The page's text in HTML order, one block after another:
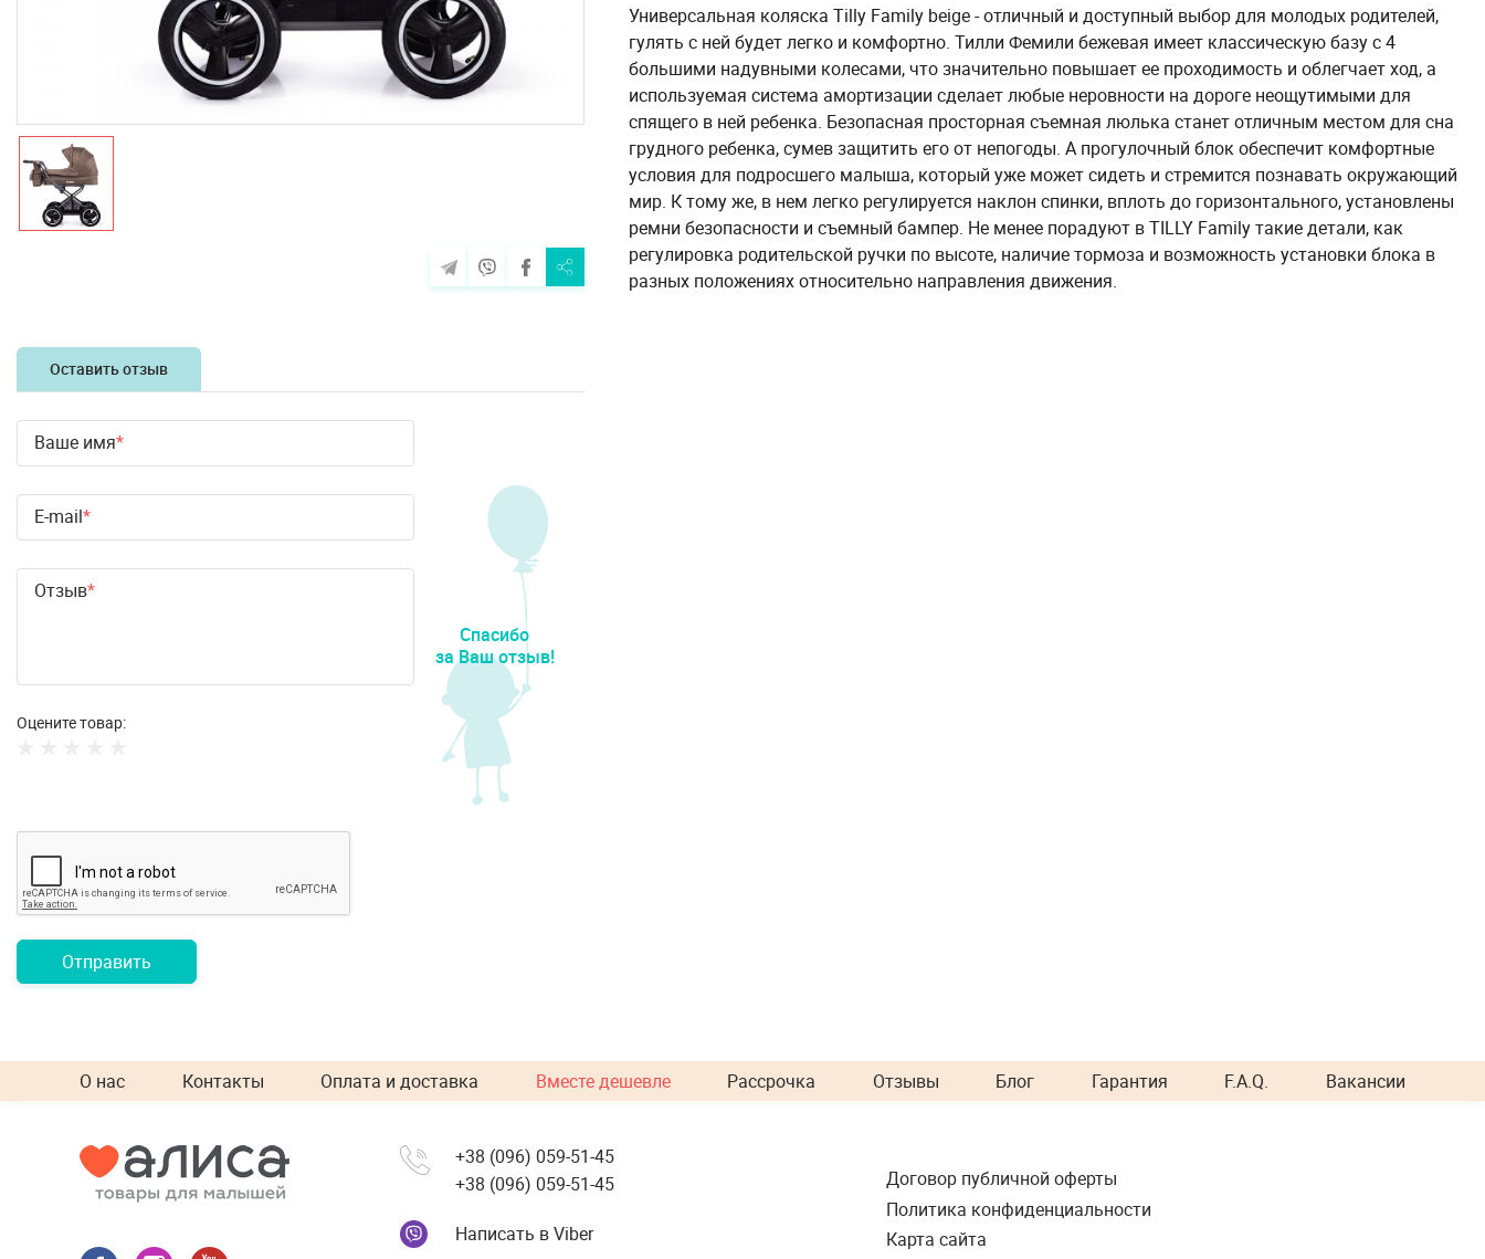
Оставить отзыв
Ваше имя
E-mail
Отзыв
Оцените товар:
Отправить
Спасибо
за Ваш отзыв!
Универсальная коляска Tilly Family beige - отличный и доступный выбор для молодых родителей,
гулять с ней будет легко и комфортно. Тилли Фемили бежевая имеет классическую базу с 4
большими надувными колесами, что значительно повышает ее проходимость и облегчает ход, а
используемая система амортизации сделает любые неровности на дороге неощутимыми для
спящего в ней ребенка. Безопасная просторная съемная люлька станет отличным местом для сна
грудного ребенка, сумев защитить его от непогоды. А прогулочный блок обеспечит комфортные
условия для подросшего малыша, который уже может сидеть и стремится познавать окружающий
мир. К тому же, в нем легко регулируется наклон спинки, вплоть до горизонтального, установлены
ремни безопасности и съемный бампер. Не менее порадуют в TILLY Family такие детали, как
регулировка родительской ручки по высоте, наличие тормоза и возможность установки блока в
разных положениях относительно направления движения.
О нас Контакты Оплата и доставка Вместе дешевле Рассрочка Отзывы Блог Гарантия F.A.Q. Вакансии
+38 (096) 059-51-45
+38 (096) 059-51-45
Написать в Viber
Договор публичной оферты
Политика конфиденциальности
Карта сайта